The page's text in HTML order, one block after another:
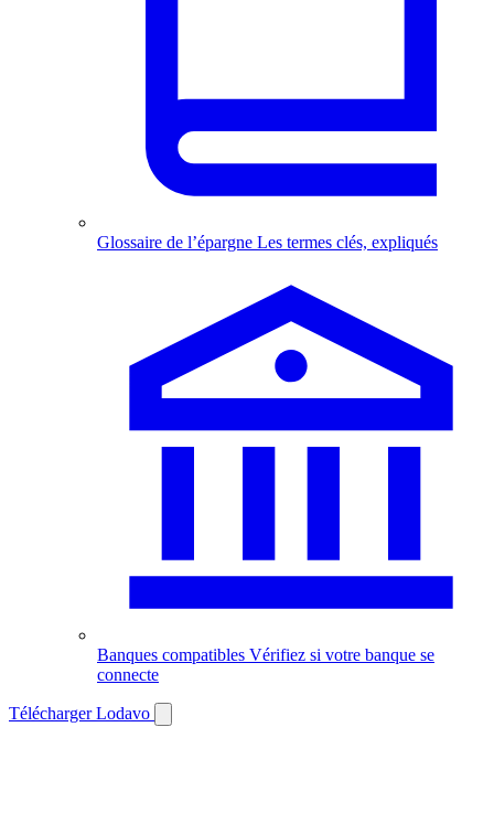
Glossaire de l’épargne Les termes clés, expliqués
Banques compatibles Vérifiez si votre banque se
connecte
Télécharger Lodavo